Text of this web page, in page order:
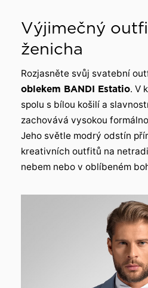
Výjimečný
ženicha
Rozjasněte svůj svatební
oblekem BANDI Estatio. V
spolu s bílou košilí a
zachovává vysokou
Jeho světle modrý odstín
kreativních outfitů na
nebem nebo v oblíbeném